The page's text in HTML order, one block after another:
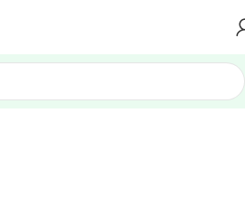
Casette in Legno da Giardino